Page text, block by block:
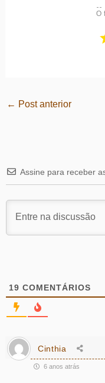
O
← Post anterior
Assine para receber
19 COMENTÁRIOS
Cinthia
6 anos atrás